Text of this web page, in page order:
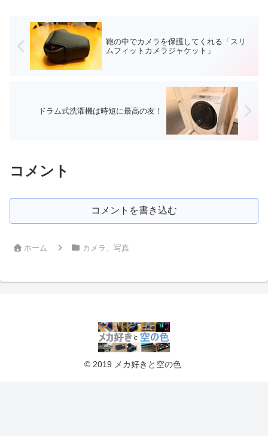
鞄の中でカメラを保護してくれる「スリ
ムフィットカメラジャケット」
ドラム式洗濯機は時短に最高の友！
コメント
コメントを書き込む
ホーム カメラ、写真
© 2019 メカ好きと空の色.